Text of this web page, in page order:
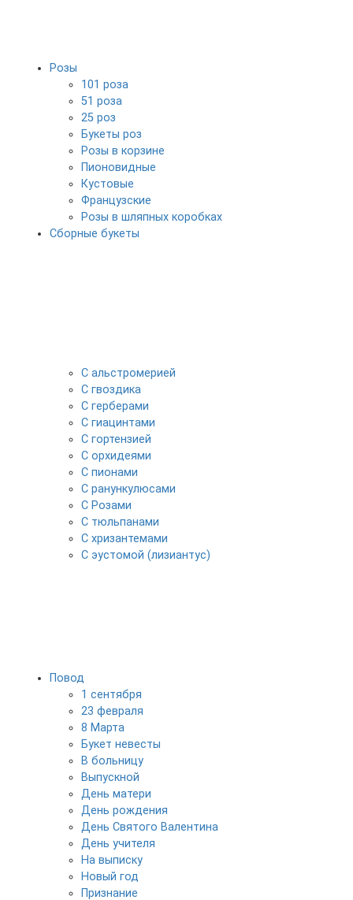
Розы
101 роза
51 роза
25 роз
Букеты роз
Розы в корзине
Пионовидные
Кустовые
Французские
Розы в шляпных коробках
Сборные букеты
С альстромерией
С гвоздика
С герберами
С гиацинтами
С гортензией
С орхидеями
С пионами
С ранункулюсами
С Розами
С тюльпанами
С хризантемами
С эустомой (лизиантус)
Повод
1 сентября
23 февраля
8 Марта
Букет невесты
В больницу
Выпускной
День матери
День рождения
День Святого Валентина
День учителя
На выписку
Новый год
Признание